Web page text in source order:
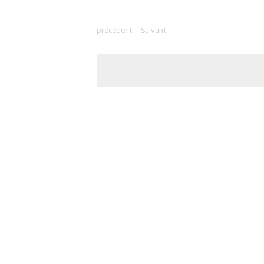
précédent Suivant